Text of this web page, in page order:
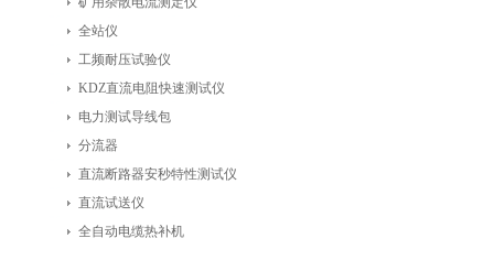
全站仪
工频耐压试验仪
KDZ直流电阻快速测试仪
电力测试导线包
分流器
直流断路器安秒特性测试仪
直流试送仪
全自动电缆热补机